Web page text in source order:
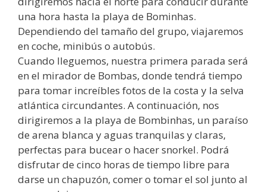
una hora hasta la playa de Bominhas.
Dependiendo del tamaño del grupo, viajaremos
en coche, minibús o autobús.
Cuando lleguemos, nuestra primera parada será
en el mirador de Bombas, donde tendrá tiempo
para tomar increíbles fotos de la costa y la selva
atlántica circundantes. A continuación, nos
dirigiremos a la playa de Bombinhas, un paraíso
de arena blanca y aguas tranquilas y claras,
perfectas para bucear o hacer snorkel. Podrá
disfrutar de cinco horas de tiempo libre para
darse un chapuzón, comer o tomar el sol junto al